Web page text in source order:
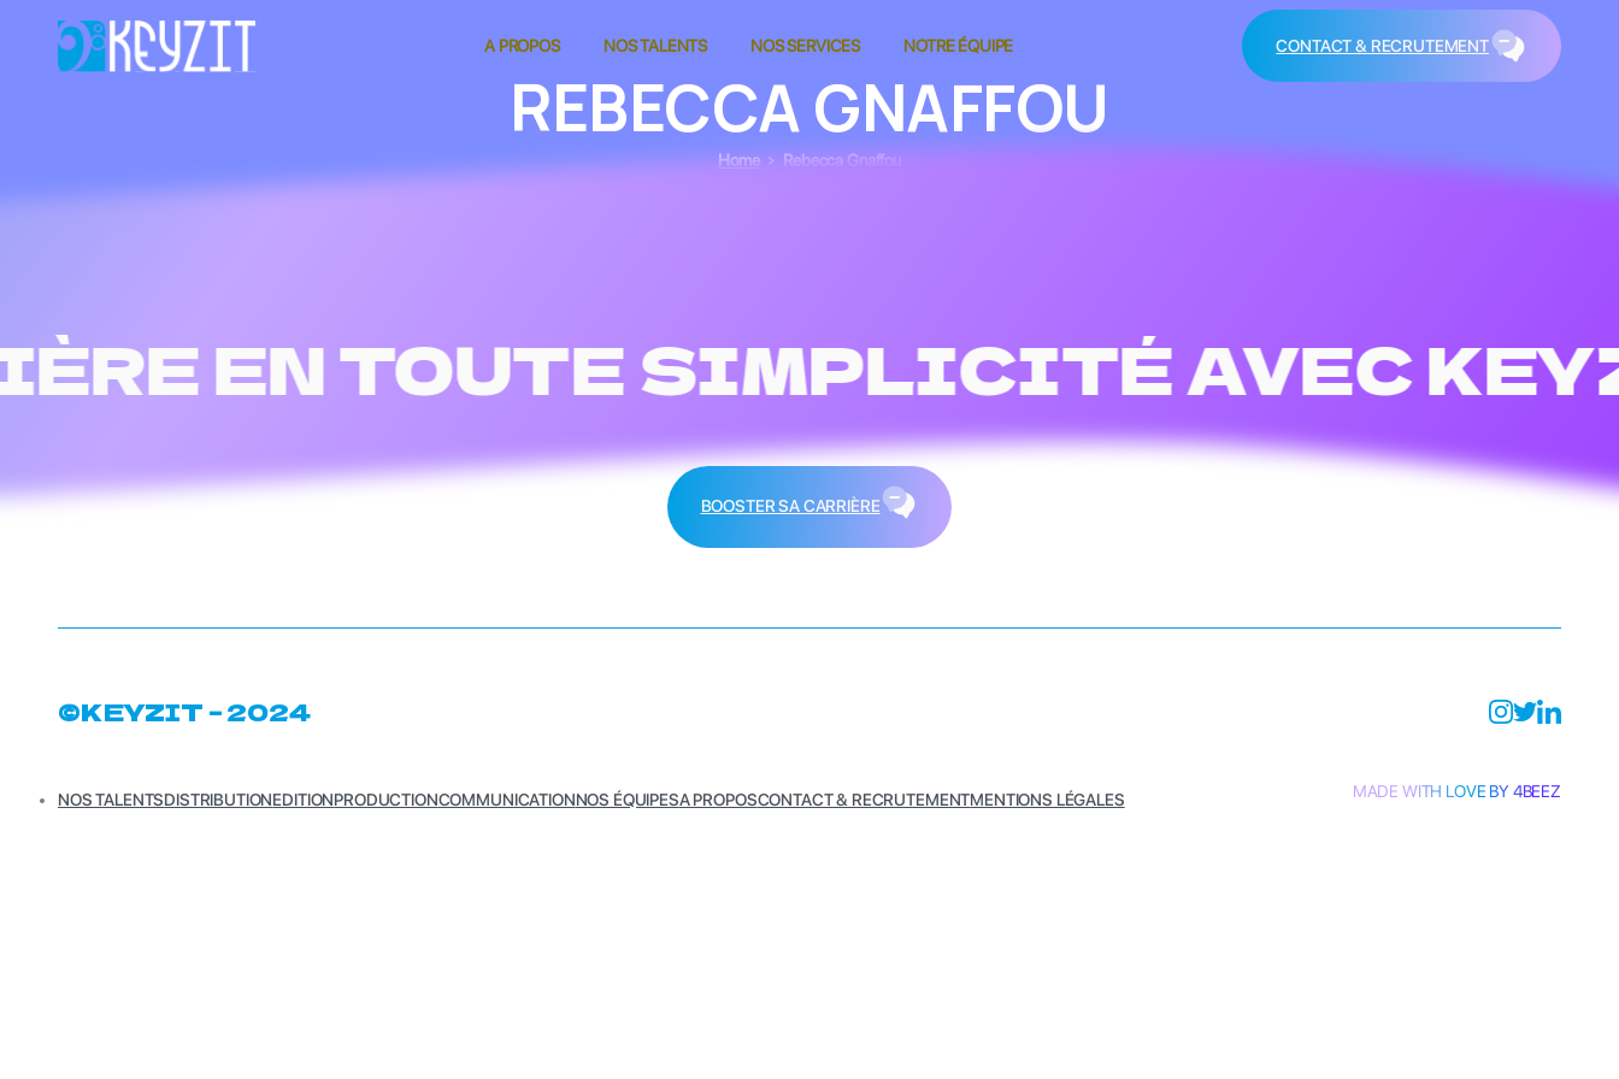
A PROPOS NOS TALENTS NOS SERVICES NOTRE ÉQUIPE CONTACT & RECRUTEMENT
REBECCAGNAFFOU
Home Rebecca Gnaffou
EN TOUTE SIMPLICITÉ AVEC
BOOSTER SA CARRIÈRE
©KEYZIT – 2024
NOS TALENTSDISTRIBUTIONEDITIONPRODUCTIONCOMMUNICATIONNOS ÉQUIPESA PROPOSCONTACT & RECRUTEMENTMENTIONS LÉGALES MADE WITH LOVE BY 4BEEZ